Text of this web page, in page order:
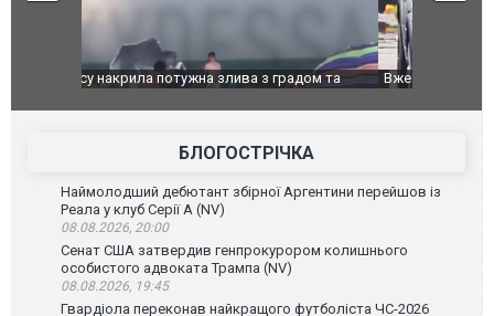
Вже вивели на тести: Ferrari готує оновлення
Вийшов
фільму
БЛОГОСТРІЧКА
Наймолодший дебютант збірної Аргентини перейшов із
Реала у клуб Серії А (NV)
08.08.2026, 20:00
Сенат США затвердив генпрокурором колишнього
особистого адвоката Трампа (NV)
08.08.2026, 19:45
Гвардіола переконав найкращого футболіста ЧС-2026